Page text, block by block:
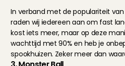
In verband met de populariteit van
raden wij iedereen aan om fast
kost iets meer, maar op deze
wachttijd met 90% en heb je
spookhuizen. Zeker meer dan